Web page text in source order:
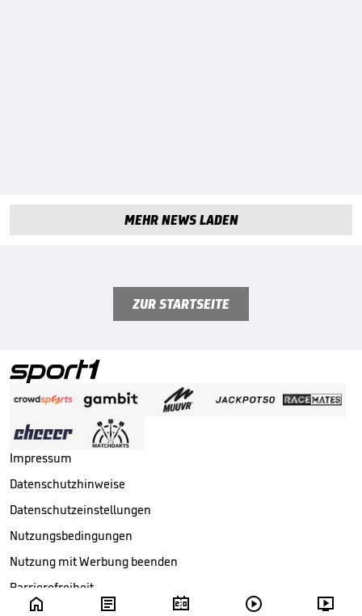
MEHR NEWS LADEN
    
ZUR STARTSEITE
Impressum
Datenschutzhinweise
Datenschutzeinstellungen
Nutzungsbedingungen
Nutzung mit Werbung beenden
Barrierefreiheit
Copyright © Sport1 GmbH. Alle Rechte vorbehalten.